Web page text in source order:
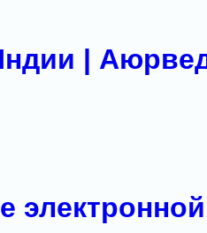
|
электронной